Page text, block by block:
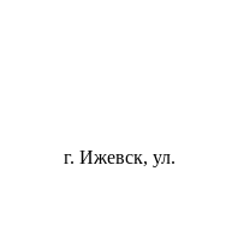
г. Ижевск, ул.